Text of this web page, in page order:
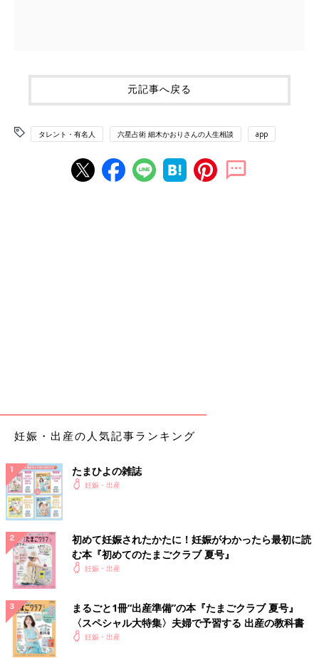
元記事へ戻る
タレント・有名人 六星占術 細木かおりさんの人生相談 app
妊娠・出産の人気記事ランキング
たまひよの雑誌
妊娠・出産
初めて妊娠されたかたに！妊娠がわかったら最初に読
む本『初めてのたまごクラブ 夏号』
妊娠・出産
まるごと1冊“出産準備”の本『たまごクラブ 夏号』
〈スペシャル大特集〉夫婦で予習する 出産の教科書
妊娠・出産